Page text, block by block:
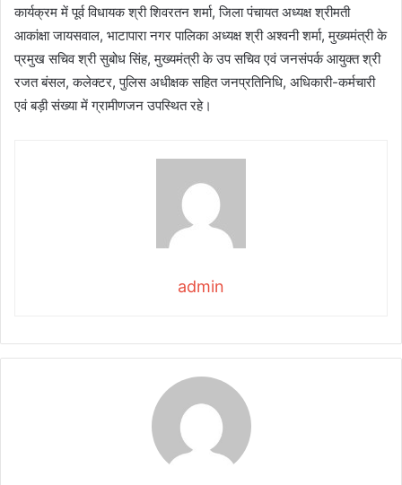
कार्यक्रम में पूर्व विधायक श्री शिवरतन शर्मा, जिला पंचायत अध्यक्ष श्रीमती
आकांक्षा जायसवाल, भाटापारा नगर पालिका अध्यक्ष श्री अश्वनी शर्मा, मुख्यमंत्री के
प्रमुख सचिव श्री सुबोध सिंह, मुख्यमंत्री के उप सचिव एवं जनसंपर्क आयुक्त श्री
रजत बंसल, कलेक्टर, पुलिस अधीक्षक सहित जनप्रतिनिधि, अधिकारी-कर्मचारी
एवं बड़ी संख्या में ग्रामीणजन उपस्थित रहे।
admin